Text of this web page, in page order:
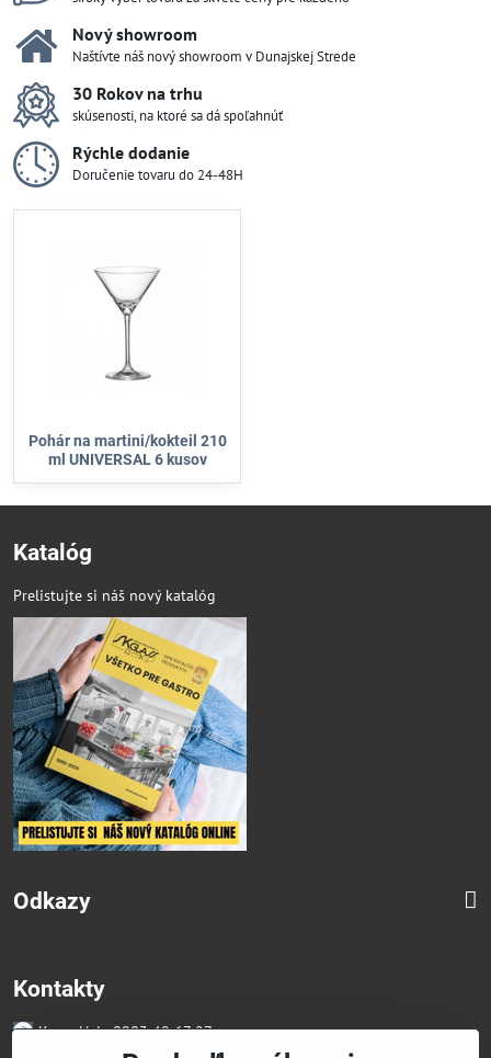
Nový showroom
Naštívte náš nový showroom v Dunajskej Strede
30 Rokov na trhu
skúsenosti, na ktoré sa dá spoľahnúť
Rýchle dodanie
Doručenie tovaru do 24-48H
Pohár na martini/kokteil 210
ml UNIVERSAL 6 kusov
Katalóg
Prelistujte si náš nový katalóg
Odkazy
Kontakty
Kancelária 0903 49 67 27